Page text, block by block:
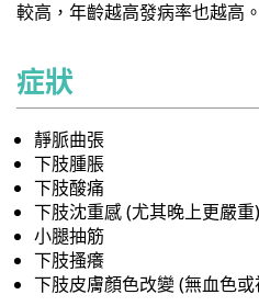
較高，年齡越高發病率也越高。
症狀
靜脈曲張
下肢腫脹
下肢酸痛
下肢沈重感 (尤其晚上更嚴重)
小腿抽筋
下肢搔癢
下肢皮膚顏色改變 (無血色